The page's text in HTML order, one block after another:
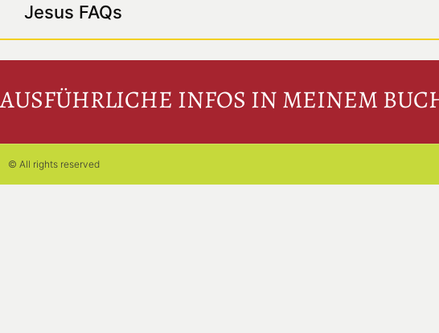
Jesus FAQs
AUSFÜHRLICHE INFOS IN MEINEM
© All rights reserved